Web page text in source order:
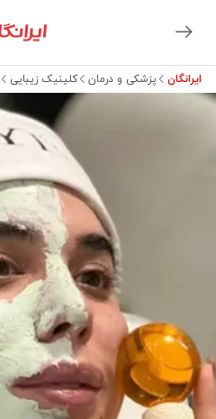
ایرانگان پزشکی و درمان کلینیک زیبایی